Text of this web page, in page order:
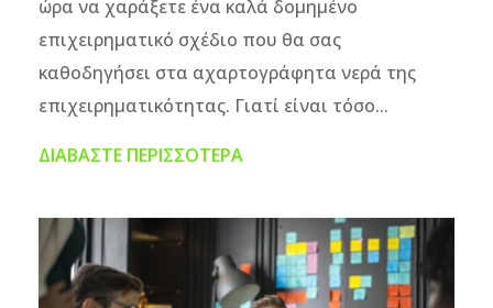
ώρα να χαράξετε ένα καλά δομημένο
επιχειρηματικό σχέδιο που θα σας
καθοδηγήσει στα αχαρτογράφητα νερά της
επιχειρηματικότητας. Γιατί είναι τόσο...
ΔΙΑΒΆΣΤΕ ΠΕΡΙΣΣΌΤΕΡΑ